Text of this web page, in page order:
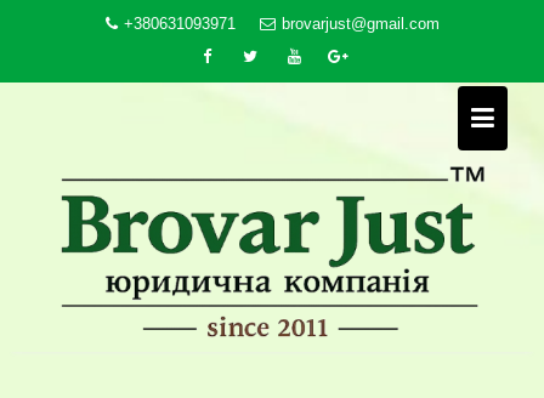
+380631093971 brovarjust@gmail.com